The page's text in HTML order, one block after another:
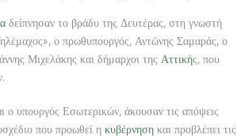
δείπνησαν το βράδυ της Δευτέρας, στη γνωστή
ο πρωθυπουργός, Αντώνης Σαμαράς, ο
Μιχελάκης και δήμαρχοι της Αττικής, που
υπουργός Εσωτερικών, άκουσαν τις απόψεις
που προωθεί η κυβέρνηση και προβλέπει τις